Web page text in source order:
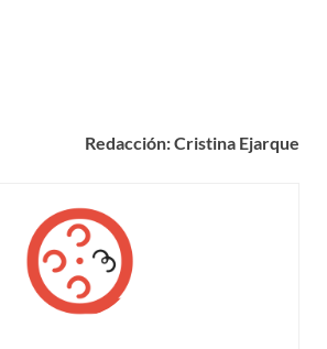
Redacción: Cristina Ejarque